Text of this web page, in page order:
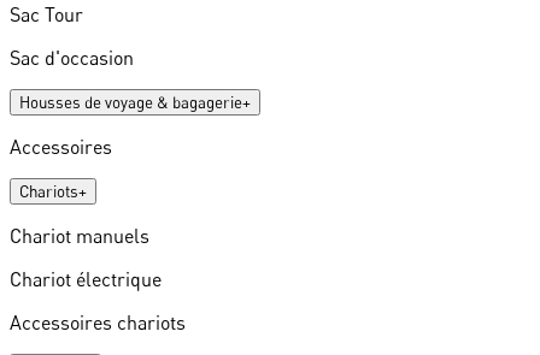
Sac Tour
Sac d'occasion
Housses de voyage & bagagerie+
Accessoires
Chariots+
Chariot manuels
Chariot électrique
Accessoires chariots